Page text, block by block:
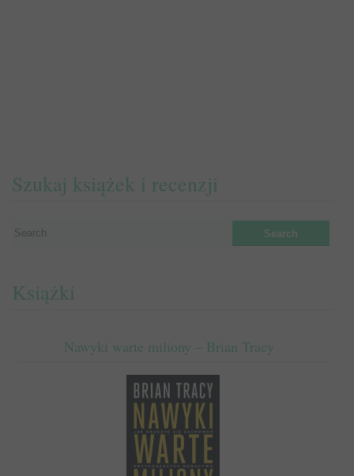
Szukaj książek i recenzji
Książki
Nawyki warte miliony – Brian Tracy